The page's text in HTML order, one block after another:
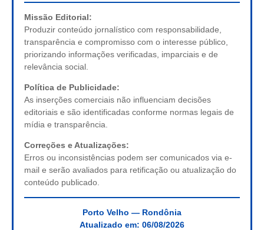
Missão Editorial:
Produzir conteúdo jornalístico com responsabilidade,
transparência e compromisso com o interesse público,
priorizando informações verificadas, imparciais e de
relevância social.
Política de Publicidade:
As inserções comerciais não influenciam decisões
editoriais e são identificadas conforme normas legais de
mídia e transparência.
Correções e Atualizações:
Erros ou inconsistências podem ser comunicados via e-
mail e serão avaliados para retificação ou atualização do
conteúdo publicado.
Porto Velho — Rondônia
Atualizado em: 06/08/2026